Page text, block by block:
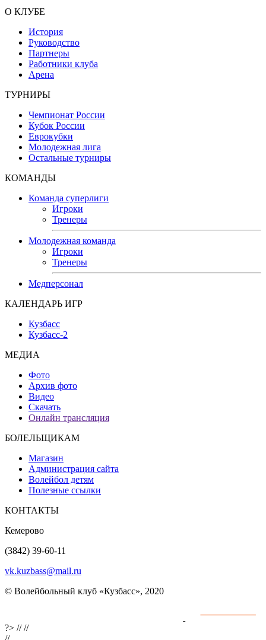
О КЛУБЕ
История
Руководство
Партнеры
Работники клуба
Арена
ТУРНИРЫ
Чемпионат России
Кубок России
Еврокубки
Молодежная лига
Остальные турниры
КОМАНДЫ
Команда суперлиги
Игроки
Тренеры
Молодежная команда
Игроки
Тренеры
Медперсонал
КАЛЕНДАРЬ ИГР
Кузбасс
Кузбасс-2
МЕДИА
Фото
Архив фото
Видео
Скачать
Онлайн трансляция
БОЛЕЛЬЩИКАМ
Магазин
Администрация сайта
Волейбол детям
Полезные ссылки
КОНТАКТЫ
Кемерово
(3842) 39-60-11
vk.kuzbass@mail.ru
© Волейбольный клуб «Кузбасс», 2020
?> ////